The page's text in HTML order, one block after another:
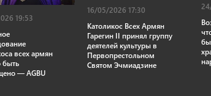
19:53
всех армян
— AGBU
16/05/2026 17:30
Католикос Всех Армян
Гарегин II принял группу
деятелей культуры в
Первопрестольном
Святом Эчмиадзине